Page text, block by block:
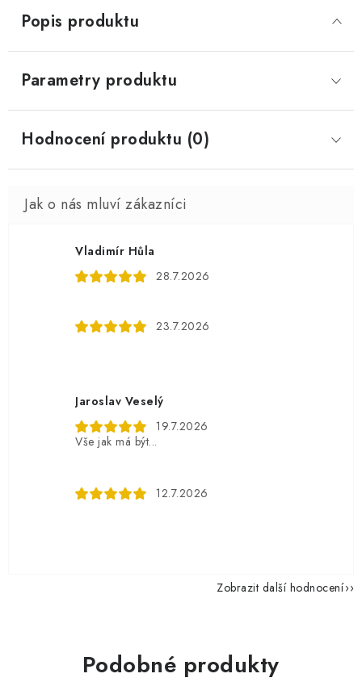
Popis produktu
Parametry produktu
Hodnocení produktu (0)
Vladimír Hůla
28.7.2026
23.7.2026
Jaroslav Veselý
19.7.2026
Vše jak má být...
12.7.2026
Zobrazit další hodnocení
Podobné produkty